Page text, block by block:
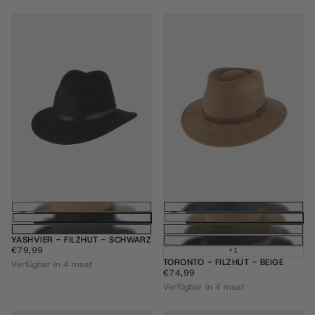
Optionen wählen
YASHVIER - FILZHUT - SCHWARZ
€79,99
REGULÄRER
PREIS
€79,99
Verfügbar in 4 maat
+1
TORONTO - FILZHUT - BEIGE
€74,99
REGULÄRER
PREIS
€74,99
Verfügbar in 4 maat